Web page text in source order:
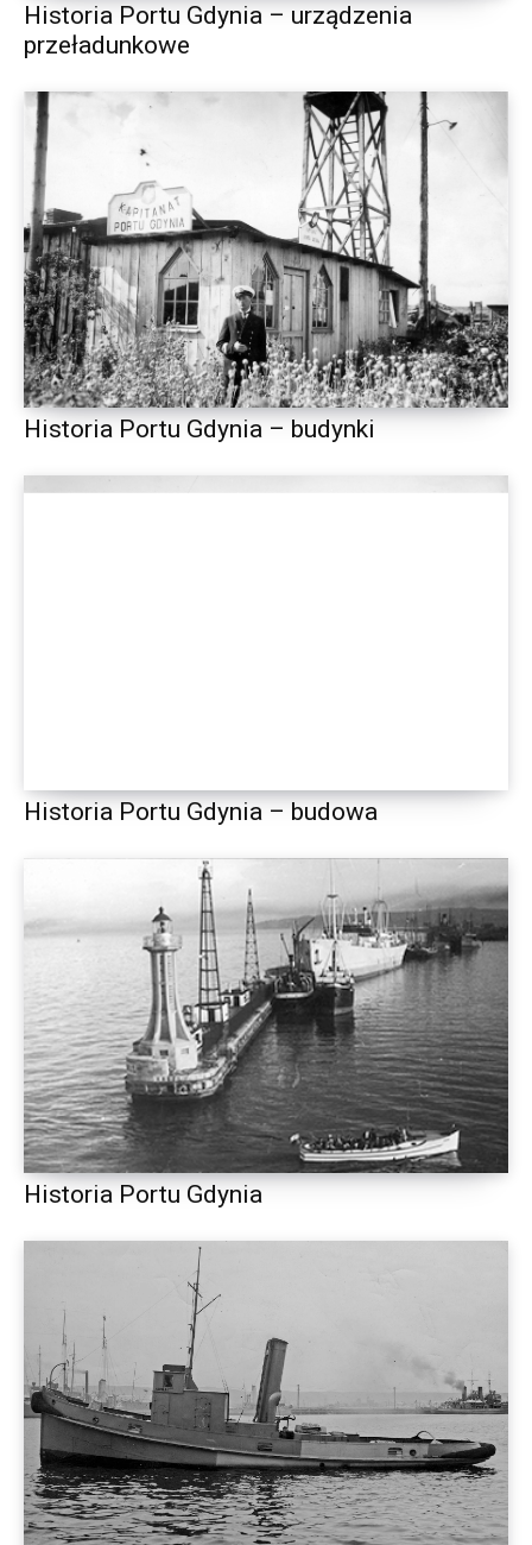
Historia Portu Gdynia – urządzenia
przeładunkowe
Historia Portu Gdynia – budynki
Historia Portu Gdynia – budowa
Historia Portu Gdynia